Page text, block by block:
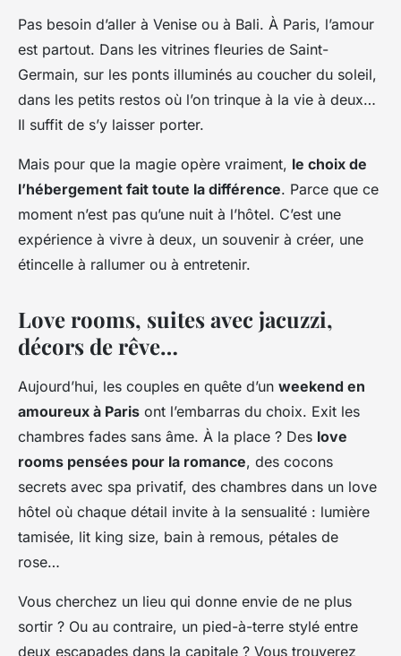
Pas besoin d’aller à Venise ou à Bali. À Paris, l’amour
est partout. Dans les vitrines fleuries de Saint-
Germain, sur les ponts illuminés au coucher du soleil,
dans les petits restos où l’on trinque à la vie à deux…
Il suffit de s’y laisser porter.
Mais pour que la magie opère vraiment, le choix de
l’hébergement fait toute la différence. Parce que ce
moment n’est pas qu’une nuit à l’hôtel. C’est une
expérience à vivre à deux, un souvenir à créer, une
étincelle à rallumer ou à entretenir.
Love rooms, suites avec jacuzzi,
décors de rêve…
Aujourd’hui, les couples en quête d’un weekend en
amoureux à Paris ont l’embarras du choix. Exit les
chambres fades sans âme. À la place ? Des love
rooms pensées pour la romance, des cocons
secrets avec spa privatif, des chambres dans un love
hôtel où chaque détail invite à la sensualité : lumière
tamisée, lit king size, bain à remous, pétales de
rose…
Vous cherchez un lieu qui donne envie de ne plus
sortir ? Ou au contraire, un pied-à-terre stylé entre
deux escapades dans la capitale ? Vous trouverez